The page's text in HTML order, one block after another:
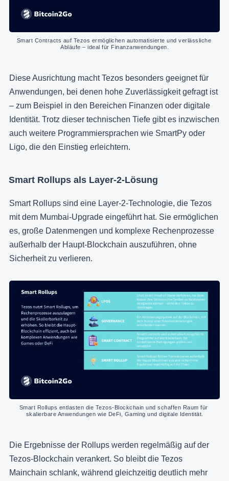
Smart Contracts auf Tezos ermöglichen automatisierte und verlässliche
Abläufe – ideal für Finanzanwendungen.
Diese Ausrichtung macht Tezos besonders geeignet für
Anwendungen, bei denen hohe Zuverlässigkeit gefragt ist
– zum Beispiel in den Bereichen Finanzen oder digitale
Identität. Trotz dieser technischen Tiefe gibt es inzwischen
auch weitere Programmiersprachen wie SmartPy oder
Ligo, die den Einstieg erleichtern.
Smart Rollups als Layer-2-Lösung
Smart Rollups sind eine Layer-2-Technologie, die Tezos
mit dem Mumbai-Upgrade eingeführt hat. Sie ermöglichen
es, große Datenmengen und komplexe Rechenprozesse
außerhalb der Haupt-Blockchain auszuführen, ohne
Sicherheit zu verlieren.
Smart Rollups entlasten die Tezos-Blockchain und schaffen Raum für
skalierbare Anwendungen wie DeFi, Gaming und digitale Identität.
Die Ergebnisse der Rollups werden regelmäßig auf der
Tezos-Blockchain verankert. So bleibt die Tezos
Mainchain schlank, während gleichzeitig deutlich mehr